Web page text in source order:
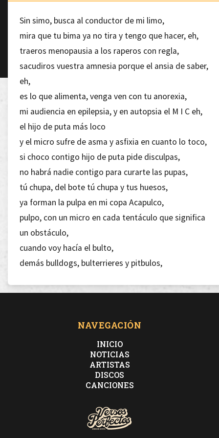
Sin simo, busca al conductor de mi limo,
mira que tu bima ya no tira y tengo que hacer, eh,
traeros menopausia a los raperos con regla,
sacudiros vuestra amnesia porque el ansia de saber,
eh,
es lo que alimenta, venga ven con tu anorexia,
mi audiencia en epilepsia, y en autopsia el M I C eh,
el hijo de puta más loco
y el micro sufre de asma y asfixia en cuanto lo toco,
si choco contigo hijo de puta pide disculpas,
no habrá nadie contigo para curarte las pupas,
tú chupa, del bote tú chupa y tus huesos,
ya forman la pulpa en mi copa Acapulco,
pulpo, con un micro en cada tentáculo que significa
un obstáculo,
cuando voy hacía el bulto,
demás bulldogs, bulterrieres y pitbulos,
músculos.
Idiota debiste estudiar geografía,
he regresado y no sabes donde meterte,
no me vengas con quiebros,
mi pensamiento espía eterno dentro de vuestras
cabezas como el cerebro.
sabéis que he regado escenarios de verbos y sangre,
no me gusta fiarme de nadie, no dejo el micrófono a
NAVEGACIÓN
INICIO
NOTICIAS
ARTISTAS
DISCOS
CANCIONES